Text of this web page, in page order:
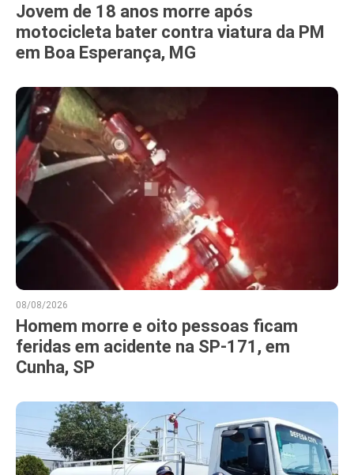
Jovem de 18 anos morre após
motocicleta bater contra viatura da PM
em Boa Esperança, MG
08/08/2026
Homem morre e oito pessoas ficam
feridas em acidente na SP-171, em
Cunha, SP